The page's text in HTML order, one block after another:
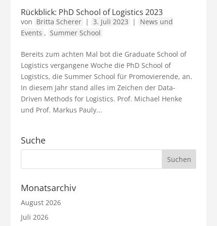
Rückblick: PhD School of Logistics 2023
von Britta Scherer | 3. Juli 2023 |
News und
Events , Summer School
Bereits zum achten Mal bot die Graduate School of
Logistics vergangene Woche die PhD School of
Logistics, die Summer School für Promovierende, an.
In diesem Jahr stand alles im Zeichen der Data-
Driven Methods for Logistics. Prof. Michael Henke
und Prof. Markus Pauly...
Suche
Monatsarchiv
August 2026
Juli 2026